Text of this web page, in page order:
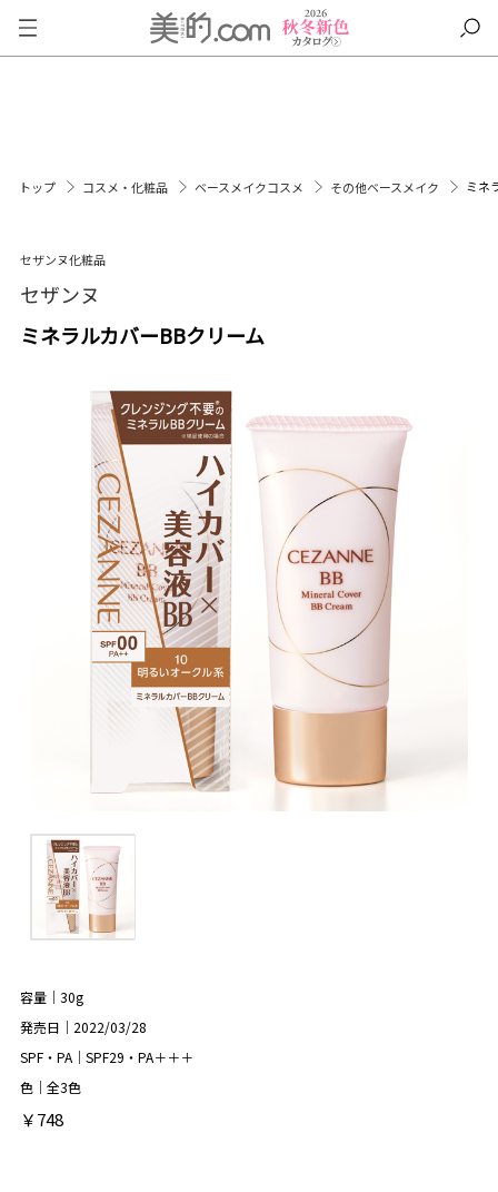
トップ コスメ・化粧品 ベースメイクコスメ その他ベースメイク ミネ
セザンヌ化粧品
セザンヌ
ミネラルカバーBBクリーム
容量｜30g
発売日｜2022/03/28
SPF・PA｜SPF29・PA＋＋＋
色｜全3色
￥748